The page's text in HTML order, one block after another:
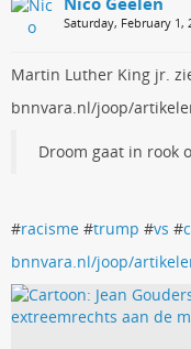
Saturday, February
Martin Luther King jr.
bnnvara.nl/joop/
Droom gaat in rook
#racisme #trump #vs #
bnnvara.nl/joop/